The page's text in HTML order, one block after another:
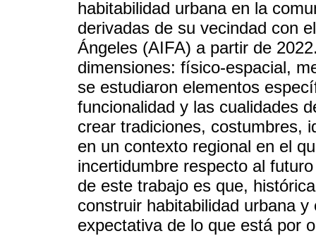
habitabilidad urbana en la
derivadas de su vecindad con
Ángeles (AIFA) a partir de
dimensiones: físico-espacial,
se estudiaron elementos
funcionalidad y las cualidades
crear tradiciones, costumbres,
en un contexto regional en el
incertidumbre respecto al
de este trabajo es que,
construir habitabilidad urbana
expectativa de lo que está por